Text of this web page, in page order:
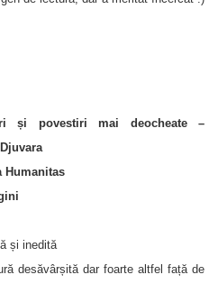
și povestiri mai deocheate –
Humanitas
și inedită
desăvârșită dar foarte altfel față de